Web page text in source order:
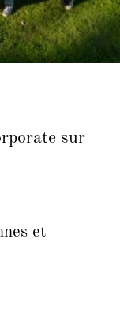
sur
et